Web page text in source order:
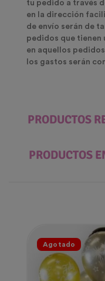
tu pedido a través
en la dirección
de envío serán de
pedidos que tienen
en aquellos
los gastos serán
PRODUCTOS
PRODUCTOS
Agotado